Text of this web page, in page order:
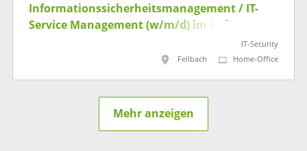
Informationssicherheitsmanagement / IT-
Service Management (w/m/d) im Referat "IT-
IT-Security
Fellbach
Home-Office
Mehr anzeigen